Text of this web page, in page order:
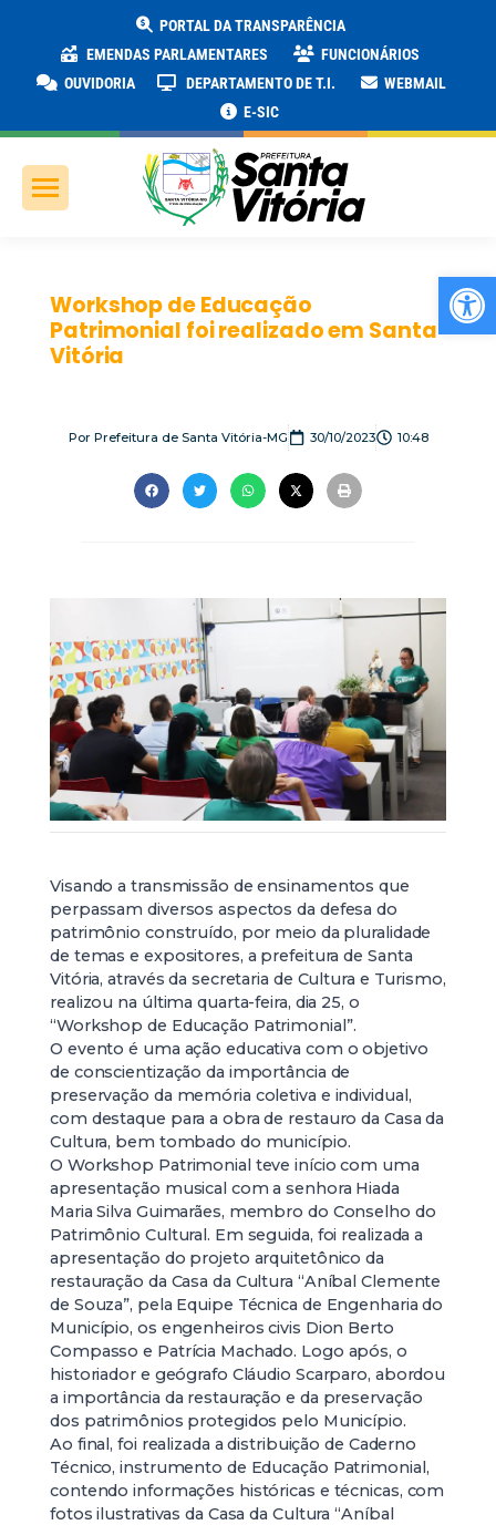
PORTAL DA TRANSPARÊNCIA
EMENDAS PARLAMENTARES
FUNCIONÁRIOS
OUVIDORIA
DEPARTAMENTO DE T.I.
WEBMAIL
E-SIC
Workshop de Educação
Patrimonial foi realizado em Santa
Vitória
PorPrefeitura de Santa Vitória-MG 30/10/2023 10:48
Visando a transmissão de ensinamentos que
perpassam diversos aspectos da defesa do
patrimônio construído, por meio da pluralidade
de temas e expositores, a prefeitura de Santa
Vitória, através da secretaria de Cultura e Turismo,
realizou na última quarta-feira, dia 25, o
“Workshop de Educação Patrimonial”.
O evento é uma ação educativa com o objetivo
de conscientização da importância de
preservação da memória coletiva e individual,
com destaque para a obra de restauro da Casa da
Cultura, bem tombado do município.
O Workshop Patrimonial teve início com uma
apresentação musical com a senhora Hiada
Maria Silva Guimarães, membro do Conselho do
Patrimônio Cultural. Em seguida, foi realizada a
apresentação do projeto arquitetônico da
restauração da Casa da Cultura “Aníbal Clemente
de Souza”, pela Equipe Técnica de Engenharia do
Município, os engenheiros civis Dion Berto
Compasso e Patrícia Machado. Logo após, o
historiador e geógrafo Cláudio Scarparo, abordou
a importância da restauração e da preservação
dos patrimônios protegidos pelo Município.
Ao final, foi realizada a distribuição de Caderno
Técnico, instrumento de Educação Patrimonial,
contendo informações históricas e técnicas, com
fotos ilustrativas da Casa da Cultura “Aníbal